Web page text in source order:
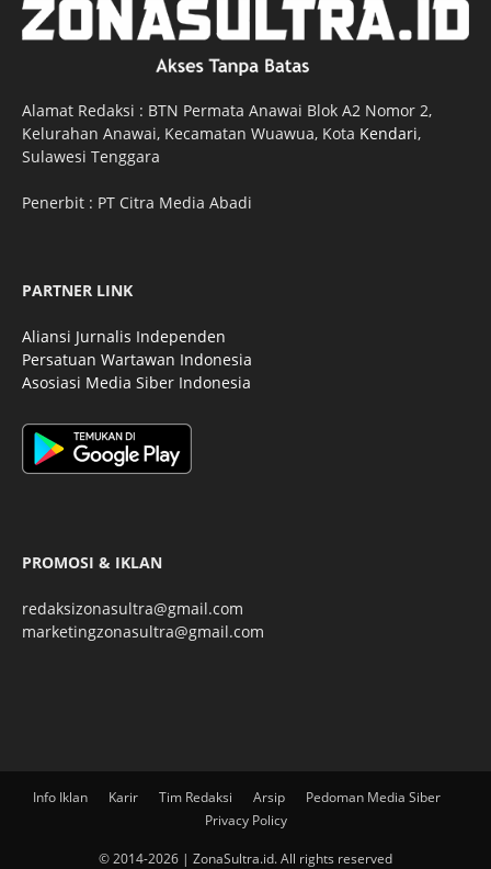
Alamat Redaksi : BTN Permata Anawai Blok A2 Nomor 2,
Kelurahan Anawai, Kecamatan Wuawua, Kota Kendari,
Sulawesi Tenggara
Penerbit : PT Citra Media Abadi
PARTNER LINK
Aliansi Jurnalis Independen
Persatuan Wartawan Indonesia
Asosiasi Media Siber Indonesia
PROMOSI & IKLAN
redaksizonasultra@gmail.com
marketingzonasultra@gmail.com
Info Iklan Karir Tim Redaksi Arsip
Pedoman Media Siber
Privacy Policy
© 2014-2026 | ZonaSultra.id. All rights reserved